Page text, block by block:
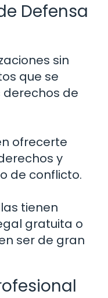
Defensa
sin
que se
de
ofrecerte
y
de conflicto.
tienen
gratuita o
ser de gran